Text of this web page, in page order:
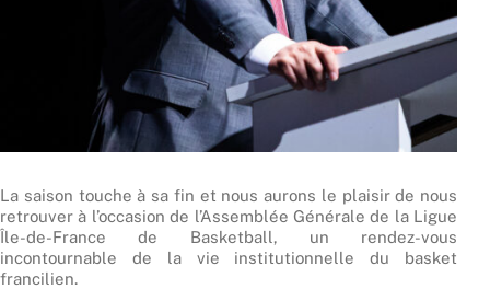
La saison touche à sa fin et nous aurons le plaisir de nous
retrouver à l’occasion de l’Assemblée Générale de la Ligue
Île-de-France de Basketball, un rendez-vous
incontournable de la vie institutionnelle du basket
francilien.